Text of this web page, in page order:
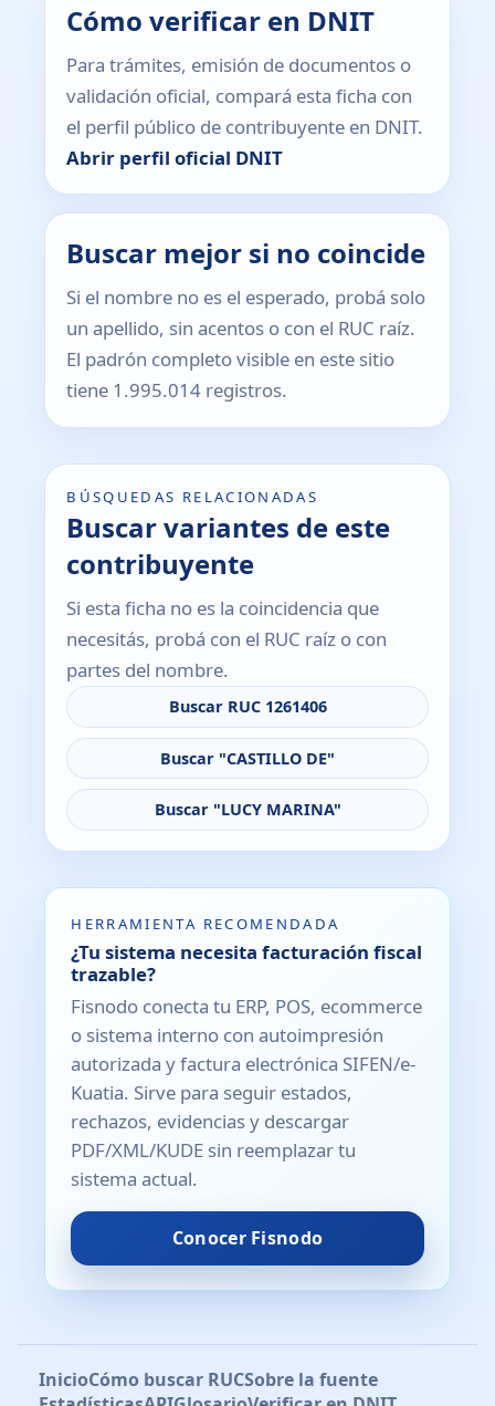
Cómo verificar en DNIT
Para trámites, emisión de documentos o
validación oficial, compará esta ficha con
el perfil público de contribuyente en DNIT.
Abrir perfil oficial DNIT
Buscar mejor si no coincide
Si el nombre no es el esperado, probá solo
un apellido, sin acentos o con el RUC raíz.
El padrón completo visible en este sitio
tiene 1.995.014 registros.
BÚSQUEDAS RELACIONADAS
Buscar variantes de este
contribuyente
Si esta ficha no es la coincidencia que
necesitás, probá con el RUC raíz o con
partes del nombre.
Buscar RUC 1261406
Buscar "CASTILLO DE"
Buscar "LUCY MARINA"
HERRAMIENTA RECOMENDADA
¿Tu sistema necesita facturación fiscal
trazable?
Fisnodo conecta tu ERP, POS, ecommerce
o sistema interno con autoimpresión
autorizada y factura electrónica SIFEN/e-
Kuatia. Sirve para seguir estados,
rechazos, evidencias y descargar
PDF/XML/KUDE sin reemplazar tu
sistema actual.
Conocer Fisnodo
InicioCómo buscar RUCSobre la fuente